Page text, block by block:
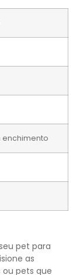
enchimento
pet para
as
pets que